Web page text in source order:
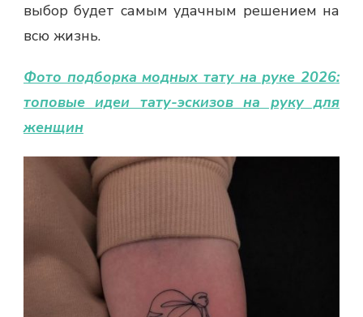
выбор будет самым удачным решением на
всю жизнь.
Фото подборка модных тату на руке 2026:
топовые идеи тату-эскизов на руку для
женщин